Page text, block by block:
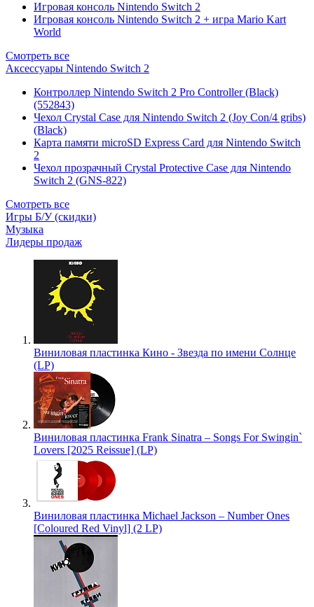
Игровая консоль Nintendo Switch 2
Игровая консоль Nintendo Switch 2 + игра Mario Kart
World
Смотреть все
Аксессуары Nintendo Switch 2
Контроллер Nintendo Switch 2 Pro Controller (Black)
(552843)
Чехол Сrystal Сase для Nintendo Switch 2 (Joy Con/4 gribs)
(Black)
Карта памяти microSD Express Card для Nintendo Switch
2
Чехол прозрачный Crystal Protective Case для Nintendo
Switch 2 (GNS-822)
Смотреть все
Игры Б/У (скидки)
Музыка
Лидеры продаж
Виниловая пластинка Кино - Звезда по имени Солнце
(LP)
Виниловая пластинка Frank Sinatra – Songs For Swingin`
Lovers [2025 Reissue] (LP)
Виниловая пластинка Michael Jackson – Number Ones
[Coloured Red Vinyl] (2 LP)